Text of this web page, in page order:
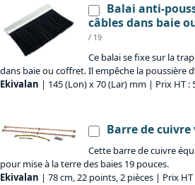
Balai anti-
câbles dans baie
/ 19
Ce balai se fixe sur la
dans baie ou coffret. Il empêche la poussière
Ekivalan | 145 (Lon) x 70 (Lar) mm | Prix HT :
Barre de cuivre
Cette barre de cuivre
pour mise à la terre des baies 19 pouces.
Ekivalan | 78 cm, 22 points, 2 pièces | Prix HT